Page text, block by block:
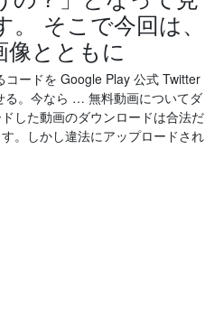
そこで今回は、
とともに
ードを Google Play 公式 Twitter
る。今なら … 無料動画についてダ
した動画のダウンロードは合法だ
。しかし違法にアップロードされ